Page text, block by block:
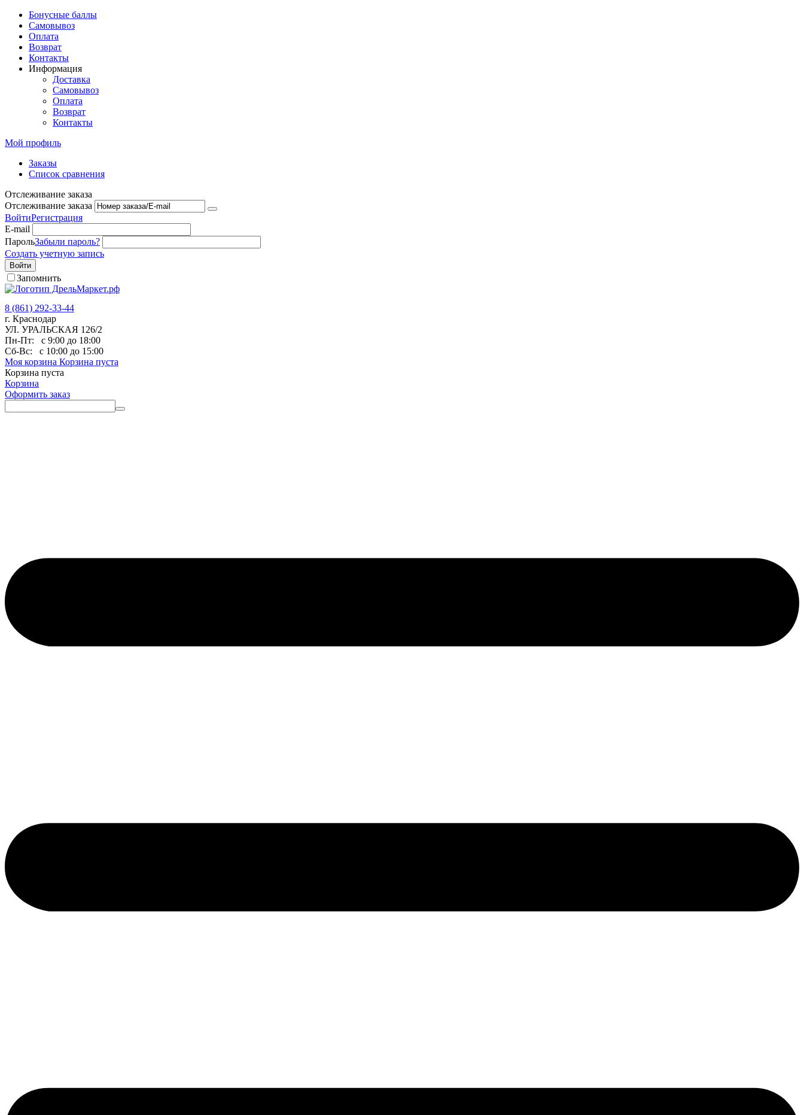
Бонусные баллы
Самовывоз
Оплата
Возврат
Контакты
Информация
Доставка
Самовывоз
Оплата
Возврат
Контакты
Мой профиль
Заказы
Список сравнения
Отслеживание заказа
Отслеживание заказа
ВойтиРегистрация
E-mail
ПарольЗабыли пароль?
Создать учетную запись
Войти
Запомнить
8 (861) 292-33-44
г. Краснодар
УЛ. УРАЛЬСКАЯ 126/2
Пн-Пт:
с 9:00 до 18:00
Сб-Вс:
с 10:00 до 15:00
Моя корзина Корзина пуста
Корзина пуста
Корзина
Оформить заказ